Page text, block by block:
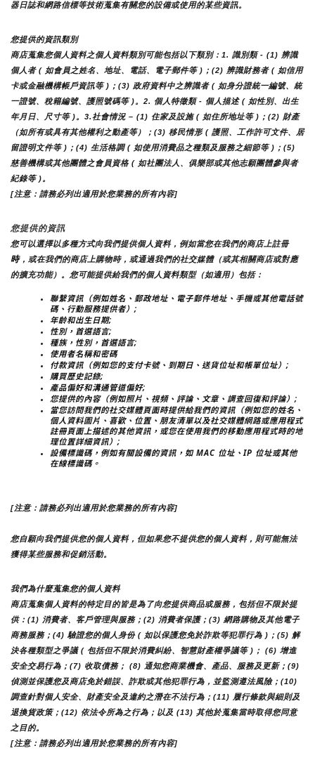
器日誌和網路信標等技術蒐集有關您的設備或使用的某些資訊。
您提供的資訊類別
商店蒐集您個人資料之個人資料類別可能包括以下類別：1. 識別類 - (1) 辨識
個人者 ( 如會員之姓名、地址、電話、電子郵件等 )；(2) 辨識財務者 ( 如信用
卡或金融機構帳戶資訊等 )；(3) 政府資料中之辨識者 ( 如身分證統一編號、統
一證號、稅籍編號、護照號碼等 )。2. 個人特徵類 - 個人描述 ( 如性別、出生
年月日、尺寸等 )。3.社會情況 – (1) 住家及設施 ( 如住所地址等 )；(2) 財產
（如所有或具有其他權利之動產等）；(3) 移民情形 ( 護照、工作許可文件、居
留證明文件等 )；(4) 生活格調 ( 如使用消費品之種類及服務之細節等 )；(5)
慈善機構或其他團體之會員資格 ( 如社團法人、俱樂部或其他志願團體參與者
紀錄等 )。
[注意：請務必列出適用於您業務的所有內容]
您提供的資訊
您可以選擇以多種方式向我們提供個人資料，例如當您在我們的商店上註冊
時，或在我們的商店上購物時，或通過我們的社交媒體（或其相關商店或對應
的擴充功能）。您可能提供給我們的個人資料類型（如適用）包括：
聯繫資訊（例如姓名、郵政地址、電子郵件地址、手機或其他電話號
碼、行動服務提供者）;
年齡和出生日期;
性別，首選語言;
種族，性別，首選語言;
使用者名稱和密碼
付款資訊（例如您的支付卡號、到期日、送貨位址和帳單位址）;
購買歷史記錄;
產品偏好和溝通管道偏好;
您提供的內容（例如照片、視頻、評論、文章、調查回復和評論）;
當您訪問我們的社交媒體頁面時提供給我們的資訊（例如您的姓名、
個人資料圖片、喜歡、位置、朋友清單以及社交媒體網路或應用程式
註冊頁面上描述的其他資訊，或您在使用我們的移動應用程式時的地
理位置詳細資訊）;
設備標識碼，例如有關設備的資訊，如 MAC 位址、IP 位址或其他
在線標識碼。
[注意：請務必列出適用於您業務的所有內容]
您自願向我們提供您的個人資料，但如果您不提供您的個人資料，則可能無法
獲得某些服務和促銷活動。
我們為什麼蒐集您的個人資料
商店蒐集個人資料的特定目的皆是為了向您提供商品或服務，包括但不限於提
供：(1) 消費者、客戶管理與服務；(2) 消費者保護；(3) 網路購物及其他電子
商務服務；(4) 驗證您的個人身份 ( 如以保護您免於詐欺等犯罪行為 )；(5) 解
決各種類型之爭議 ( 包括但不限於消費糾紛、智慧財產權爭議等 )； (6) 增進
安全交易行為；(7) 收取債務； (8) 通知您商業機會、產品、服務及更新；(9)
偵測並保護您及商店免於錯誤、詐欺或其他犯罪行為，並監測遵法風險；(10)
調查針對個人安全、財產安全及違約之潛在不法行為；(11) 履行條款與細則及
退換貨政策；(12) 依法令所為之行為；以及 (13) 其他於蒐集當時取得您同意
之目的。
[注意：請務必列出適用於您業務的所有內容]